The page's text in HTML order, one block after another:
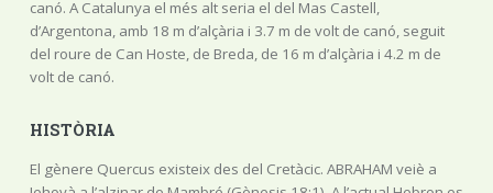
canó. A Catalunya el més alt seria el del Mas Castell,
d’Argentona, amb 18 m d’alçària i 3.7 m de volt de canó, seguit
del roure de Can Hoste, de Breda, de 16 m d’alçària i 4.2 m de
volt de canó.
HISTÒRIA
El gènere Quercus existeix des del Cretàcic. ABRAHAM veiè a